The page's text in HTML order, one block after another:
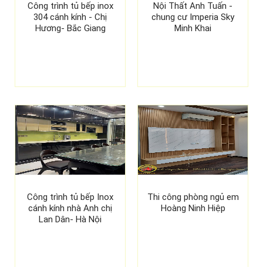
Công trình tủ bếp inox
304 cánh kính - Chị
Hương- Bắc Giang
Nội Thất Anh Tuấn -
chung cư Imperia Sky
Minh Khai
Công trình tủ bếp Inox
cánh kính nhà Anh chị
Lan Dân- Hà Nội
Thi công phòng ngủ em
Hoàng Ninh Hiệp